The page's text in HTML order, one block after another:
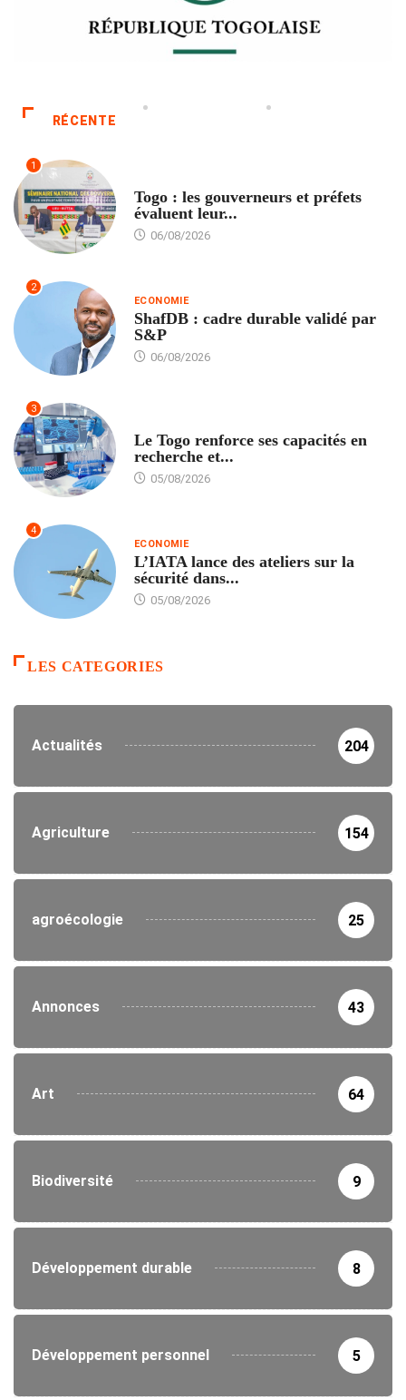
RÉCENTE
1
Togo : les gouverneurs et préfets
évaluent leur...
06/08/2026
2
ECONOMIE
ShafDB : cadre durable validé par
S&P
06/08/2026
3
Le Togo renforce ses capacités en
recherche et...
05/08/2026
4
ECONOMIE
L’IATA lance des ateliers sur la
sécurité dans...
05/08/2026
LES CATEGORIES
Actualités 204
Agriculture 154
agroécologie 25
Annonces 43
Art 64
Biodiversité 9
Développement durable 8
Développement personnel 5